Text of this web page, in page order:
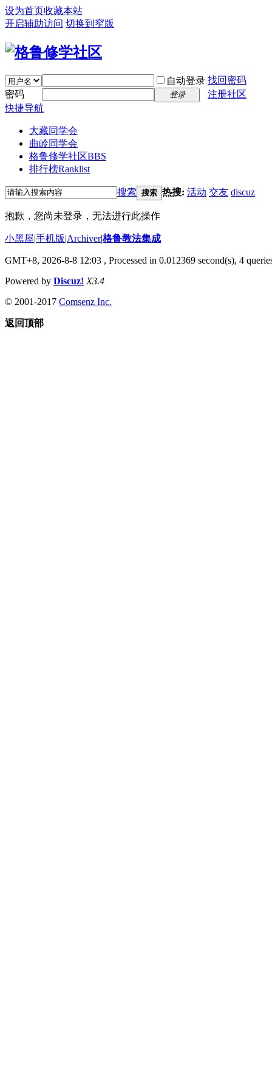
设为首页收藏本站
开启辅助访问 切换到窄版
自动登录 找回密码
密码
登录
注册社区
快捷导航
大藏同学会
曲岭同学会
格鲁修学社区BBS
排行榜Ranklist
搜索 搜索 热搜: 活动 交友 discuz
抱歉，您尚未登录，无法进行此操作
小黑屋|手机版|Archiver|格鲁教法集成
GMT+8, 2026-8-8 12:03 , Processed in 0.012369 second(s), 4
Powered by Discuz! X3.4
© 2001-2017 Comsenz Inc.
返回顶部